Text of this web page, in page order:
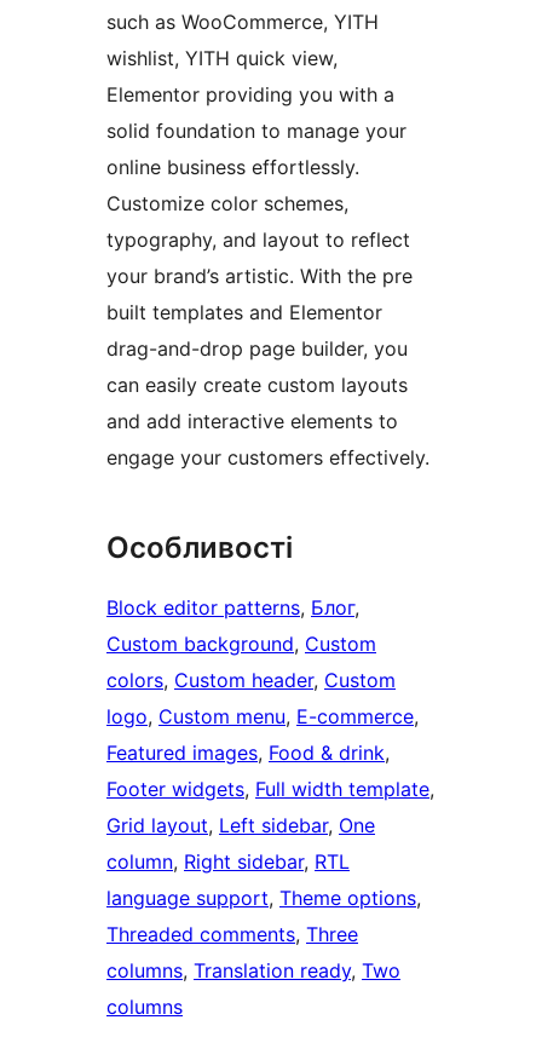
such as WooCommerce, YITH
wishlist, YITH quick view,
Elementor providing you with a
solid foundation to manage your
online business effortlessly.
Customize color schemes,
typography, and layout to reflect
your brand’s artistic. With the pre
built templates and Elementor
drag-and-drop page builder, you
can easily create custom layouts
and add interactive elements to
engage your customers effectively.
Особливості
Block editor patterns, Блог
Custom background, Custom
colors, Custom header, Custom
logo, Custom menu, E-commerce
Featured images, Food & drink
Footer widgets, Full width template
Grid layout, Left sidebar, One
column, Right sidebar, RTL
language support, Theme options
Threaded comments, Three
columns, Translation ready, Two
columns